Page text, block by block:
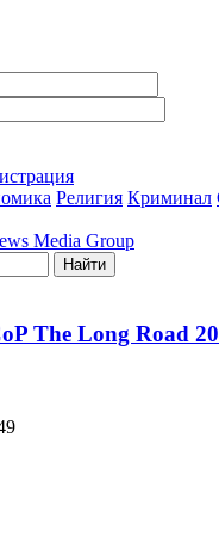
Религия Криминал
Media Group
Найти
The Long Road